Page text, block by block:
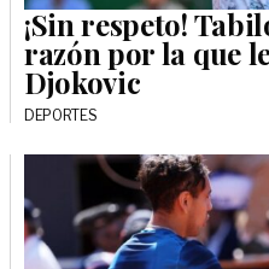
¡Sin respeto!
razón por la que
Djokovic
DEPORTES